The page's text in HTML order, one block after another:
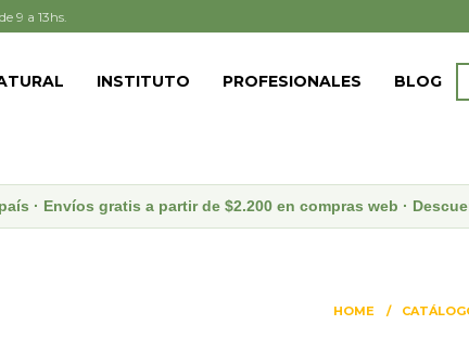
INSTITUTO PROFESIONALES BLOG
9 a 13hs.
· Envíos gratis a partir de $2.200 en compras web ·
HOME